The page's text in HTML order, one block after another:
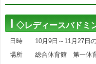
◇レディースバドミ
日時 10月9日～11月27日
場所 総合体育館 第一体